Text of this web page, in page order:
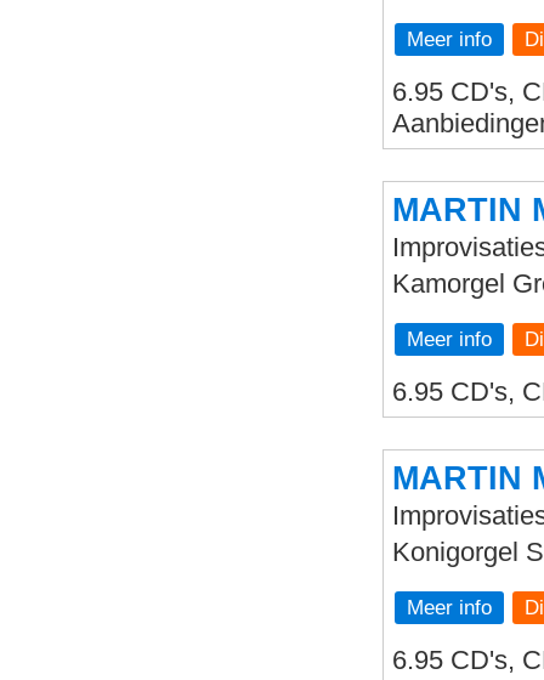
Meer info
6.95 CD's,
MARTIN
Kamorgel
Meer info
6.95 CD's,
MARTIN
Konigorgel
Meer info
6.95 CD's,